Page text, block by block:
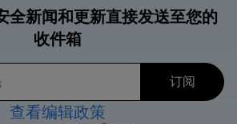
全新闻和更新直接发送至您的
收件箱
查看编辑政策